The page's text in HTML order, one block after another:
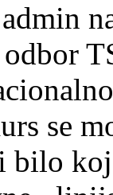
se
bilo